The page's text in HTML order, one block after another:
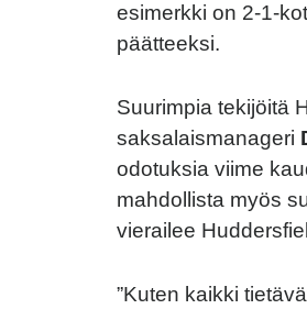
esimerkki on 2-1-
päätteeksi.
Suurimpia tekijöitä
saksalaismanageri
odotuksia viime
mahdollista myös
vierailee
”Kuten kaikki